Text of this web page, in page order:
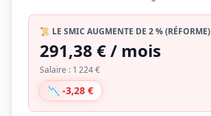
📜 LE SMIC AUGMENTE DE 2 % (RÉFORME)
291,38 € / mois
Salaire : 1 224 €
📉 -3,28 €